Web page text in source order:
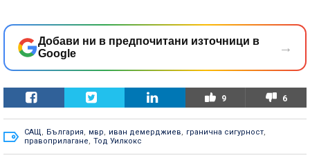
Добави ни в предпочитани източници в
Google
→
9 6
САЩ, България, мвр, иван демерджиев, гранична сигурност,
правоприлагане, Тод Уилкокс